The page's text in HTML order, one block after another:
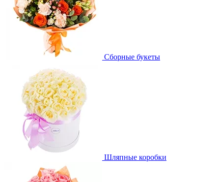
Сборные букеты
Шляпные коробки